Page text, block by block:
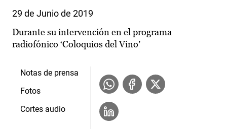
29 de Junio de 2019
Durante su intervención en el programa
radiofónico ‘Coloquios del Vino’
Notas de prensa
Fotos
Cortes audio